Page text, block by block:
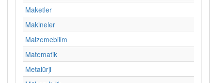
Maketler
Makineler
Malzemebilim
Matematik
Metalürji